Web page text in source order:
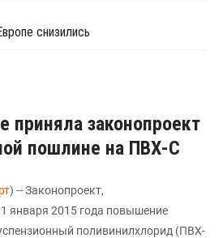
снизились
приняла законопроект
пошлине на ПВХ-С
) -- Законопроект,
января 2015 года повышение
поливинилхлорид (ПВХ-